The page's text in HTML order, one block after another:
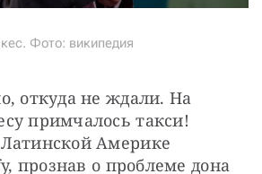
Фото: википедия
откуда не ждали. На
примчалось такси!
Америке
прознав о проблеме дона